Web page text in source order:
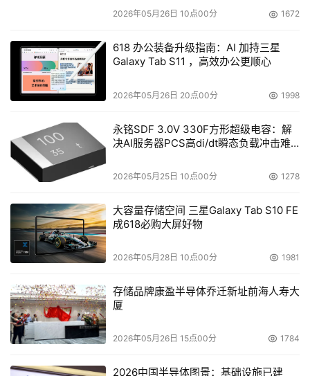
SAN存储架构。该架构存在的问题如下：
1．基于SAN，绝大部分数据集中于2台EMC 8730及1台
IBM ESS之中，数据的集中带来了数据风险的集中。在多数
应用系统中，处理器的冗余通过双主机集群机制提供;存储
链路的冗余通过每台主机双HBA通道卡、双主机-交换机I/O
光纤通道、双交换机以及多条存储?D交换机I/O光纤通道来
提供。
2026年05月26日 10点00分 1672
618 办公装备升级指南：AI 加持三星
Galaxy Tab S11 ，高效办公更顺心
2026年05月26日 20点00分 1998
永铭SDF 3.0V 330F方形超级电容：解
决AI服务器PCS高di/dt瞬态负载冲击难
2026年05月25日 10点00分 1278
大容量存储空间 三星Galaxy Tab S10 FE
成618必购大屏好物
2026年05月28日 10点00分 1981
存储品牌康盈半导体乔迁新址前海人寿大
厦
2026年05月26日 15点00分 1784
2026中国半导体图景：基础设施已建